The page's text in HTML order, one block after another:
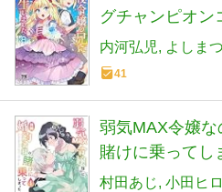
グチャンピオン
内河弘児 よしま
41
弱気MAX令嬢
賭けに乗ってし
ック)
村田あじ 小田ヒロ